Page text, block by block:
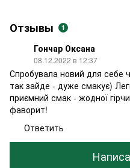
Отзывы 1
Гончар Оксана
08.12.2022 в 12:37
Спробувала новий для себе
так зайде - дуже смакує)
приємний смак - жодної
фаворит!
Ответить